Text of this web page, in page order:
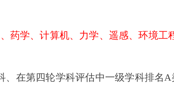
药学、计算机、力学、遥感、环境工
在第四轮学科评估中一级学科排名A